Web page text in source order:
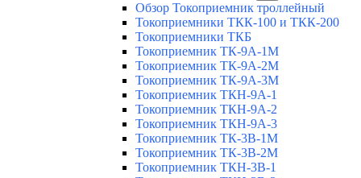
Обзор Токоприемник троллейный
Токоприемники ТКК-100 и ТКК-200
Токоприемники ТКБ
Токоприемник ТК-9А-1М
Токоприемник ТК-9А-2М
Токоприемник ТК-9А-3М
Токоприемник ТКН-9А-1
Токоприемник ТКН-9А-2
Токоприемник ТКН-9А-3
Токоприемник ТК-3В-1М
Токоприемник ТК-3В-2М
Токоприемник ТКН-3В-1